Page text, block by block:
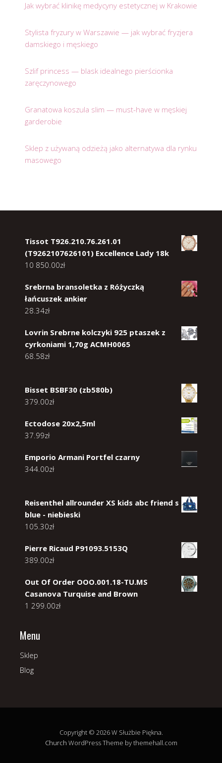
Jak wybrać klinikę medycyny estetycznej w Krakowie
Stylista fryzury w Warszawie — jak wybrać fryzjera
damskiego i męskiego
Szlif princess — blask idealnego pierścionka
zaręczynowego
Granatowa koszula slim — must-have w męskiej
garderobie
Sklep z używaną odzieżą jako alternatywa dla rynku
masowego
Tissot T926.210.76.261.01
(T9262107626101) Excellence Lady 18k
10 850.00zł
Srebrna bransoletka z Różyczką
łańcuszek ankier
28.34zł
Lovrin Srebrne kolczyki 925 ptaszek z
cyrkoniami 1,70g ACMH0065
68.58zł
Bisset BSBF30 (zb580b)
379.00zł
Ectodose 20x2,5ml
37.99zł
Emporio Armani Portfel czarny
344.00zł
Reisenthel allrounder XS kids abc friend s
blue - niebieski
105.30zł
Pierre Ricaud P91093.5153Q
389.00zł
Out Of Order OOO.001.18-TU.MS
Casanova Turquise and Brown
1 299.00zł
Menu
Sklep
Blog
Copyright © 2026 W Służbie Piękna.
Church WordPress Theme by themehall.com